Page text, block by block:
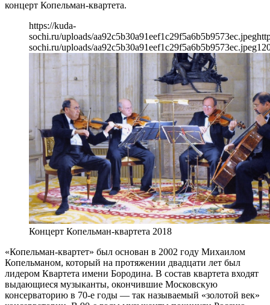
концерт Копельман-квартета.
https://kuda-
sochi.ru/uploads/aa92c5b30a91eef1c29f5a6b5b9573ec.jpeg
sochi.ru/uploads/aa92c5b30a91eef1c29f5a6b5b9573ec.jpeg
Концерт Копельман-квартета 2018
«Копельман-квартет» был основан в 2002 году Михаилом
Копельманом, который на протяжении двадцати лет был
лидером Квартета имени Бородина. В состав квартета входят
выдающиеся музыканты, окончившие Московскую
консерваторию в 70-е годы — так называемый «золотой век»